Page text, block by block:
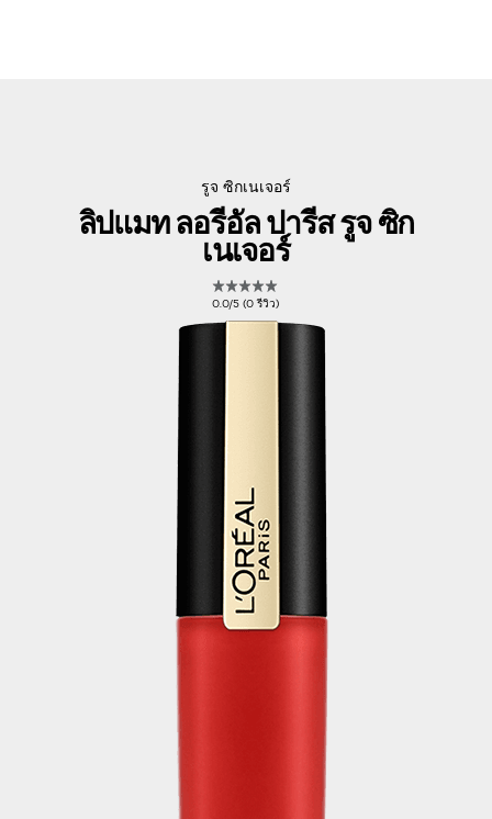
รูจ ซิกเนเจอร์
ลิปแมท ลอรีอัล ปารีส รูจ ซิก
เนเจอร์
0.0/5 (0 รีวิว)